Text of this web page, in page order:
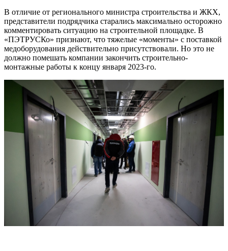
В отличие от регионального министра строительства и ЖКХ,
представители подрядчика старались максимально осторожно
комментировать ситуацию на строительной площадке. В
«ПЭТРУСКо» признают, что тяжелые «моменты» с поставкой
медоборудования действительно присутствовали. Но это не
должно помешать компании закончить строительно-
монтажные работы к концу января 2023-го.